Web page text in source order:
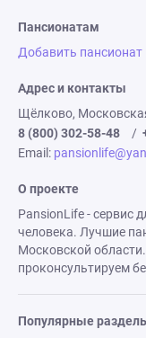
Пансионатам
Добавить пансионат
Адрес и контакты
Щёлково,
8 (800) 302-58-48
/
Email:
О проекте
PansionLife - сервис
человека. Лучшие
Московской
проконсультируем
Популярные